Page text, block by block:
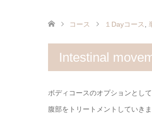
コース １Dayコース
Intestinal
ボディコースのオプションとし
腹部をトリートメントしていきま